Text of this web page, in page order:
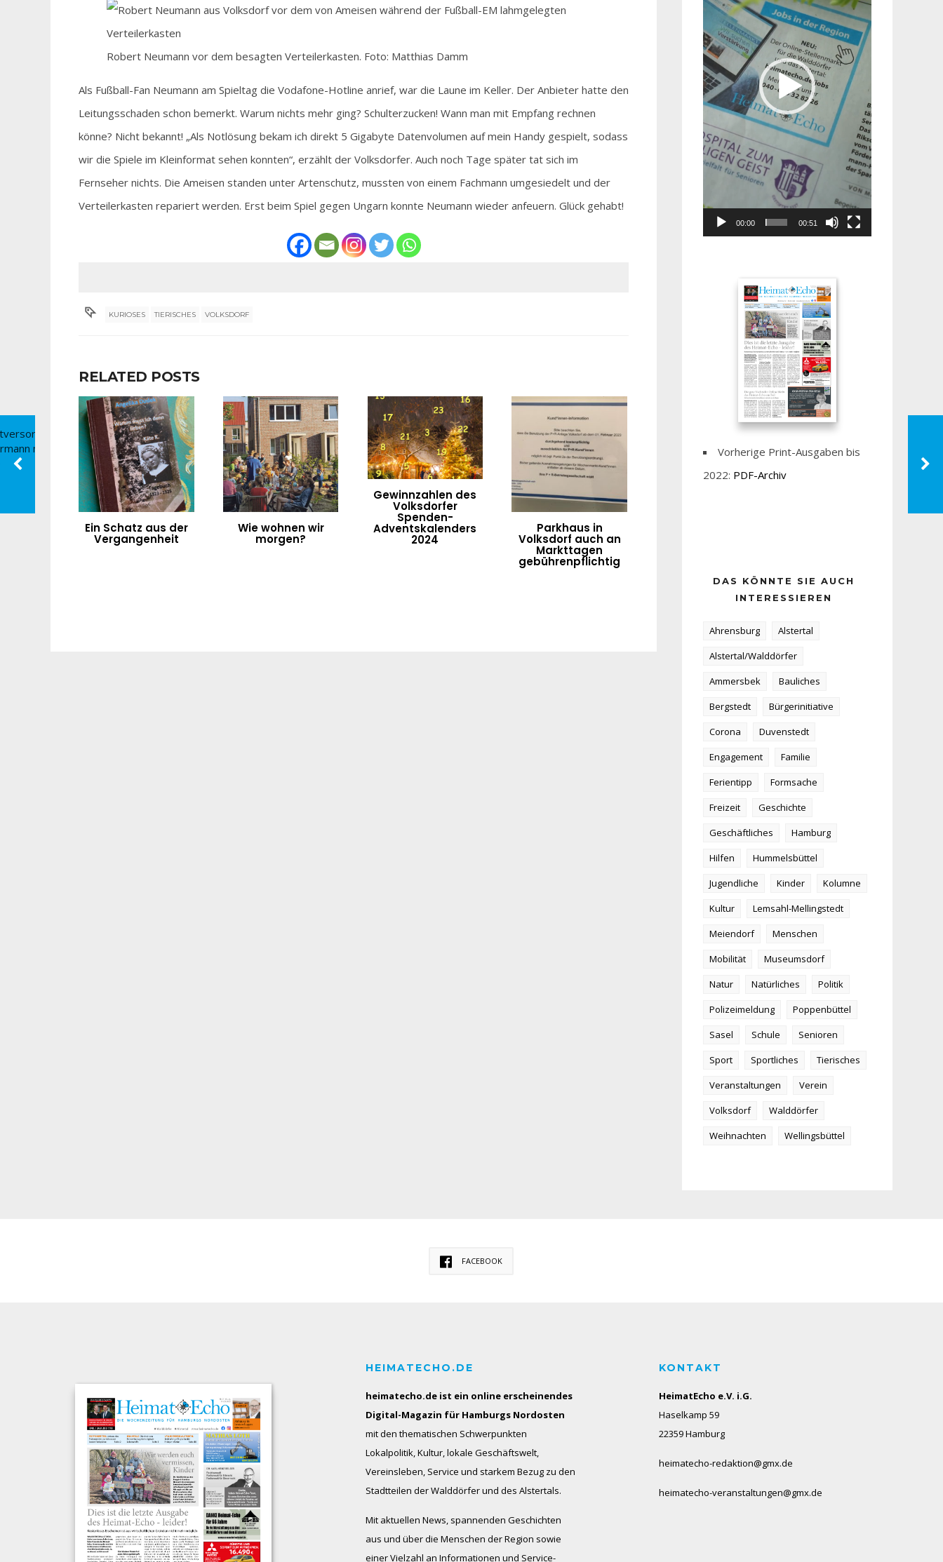
Robert Neumann vor dem besagten Verteilerkasten. Foto: Matthias Damm
Als Fußball-Fan Neumann am Spieltag die Vodafone-Hotline anrief, war die Laune im Keller. Der Anbieter hatte den
Leitungsschaden schon bemerkt. Warum nichts mehr ging? Schulterzucken! Wann man mit Empfang rechnen
könne? Nicht bekannt! „Als Notlösung bekam ich direkt 5 Gigabyte Datenvolumen auf mein Handy gespielt, sodass
wir die Spiele im Kleinformat sehen konnten“, erzählt der Volksdorfer. Auch noch Tage später tat sich im
Fernseher nichts. Die Ameisen standen unter Artenschutz, mussten von einem Fachmann umgesiedelt und der
Verteilerkasten repariert werden. Erst beim Spiel gegen Ungarn konnte Neumann wieder anfeuern. Glück gehabt!
KURIOSES TIERISCHES VOLKSDORF
RELATED POSTS
Ein Schatz aus der
Vergangenheit
Wie wohnen wir
morgen?
Gewinnzahlen des
Volksdorfer
Spenden-
Adventskalenders
2024
Parkhaus in
Volksdorf auch an
Markttagen
gebührenpflichtig
00:00 00:51
Vorherige Print-Ausgaben bis
2022: PDF-Archiv
DAS KÖNNTE SIE AUCH
INTERESSIEREN
Ahrensburg
Alstertal
Alstertal/Walddörfer
Ammersbek
Bauliches
Bergstedt
Bürgerinitiative
Corona
Duvenstedt
Engagement
Familie
Ferientipp
Formsache
Freizeit
Geschichte
Geschäftliches
Hamburg
Hilfen
Hummelsbüttel
Jugendliche
Kinder
Kolumne
Kultur
Lemsahl-Mellingstedt
Meiendorf
Menschen
Mobilität
Museumsdorf
Natur
Natürliches
Politik
Polizeimeldung
Poppenbüttel
Sasel
Schule
Senioren
Sport
Sportliches
Tierisches
Veranstaltungen
Verein
Volksdorf
Walddörfer
Weihnachten
Wellingsbüttel
FACEBOOK
HEIMATECHO.DE
heimatecho.de ist ein online erscheinendes
Digital-Magazin für Hamburgs Nordosten
mit den thematischen Schwerpunkten
Lokalpolitik, Kultur, lokale Geschäftswelt,
Vereinsleben, Service und starkem Bezug zu den
Stadtteilen der Walddörfer und des Alstertals.
Mit aktuellen News, spannenden Geschichten
aus und über die Menschen der Region sowie
einer Vielzahl an Informationen und Service-
KONTAKT
HeimatEcho e.V. i.G.
Haselkamp 59
22359 Hamburg
heimatecho-redaktion@gmx.de
heimatecho-veranstaltungen@gmx.de